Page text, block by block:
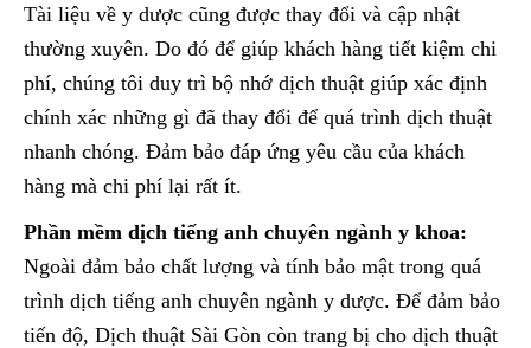
Tài liệu về y dược cũng được thay đổi và cập nhật
thường xuyên. Do đó để giúp khách hàng tiết kiệm chi
phí, chúng tôi duy trì bộ nhớ dịch thuật giúp xác định
chính xác những gì đã thay đổi để quá trình dịch thuật
nhanh chóng. Đảm bảo đáp ứng yêu cầu của khách
hàng mà chi phí lại rất ít.
Phần mềm dịch tiếng anh chuyên ngành y khoa:
Ngoài đảm bảo chất lượng và tính bảo mật trong quá
trình dịch tiếng anh chuyên ngành y dược. Để đảm bảo
tiến độ, Dịch thuật Sài Gòn còn trang bị cho dịch thuật